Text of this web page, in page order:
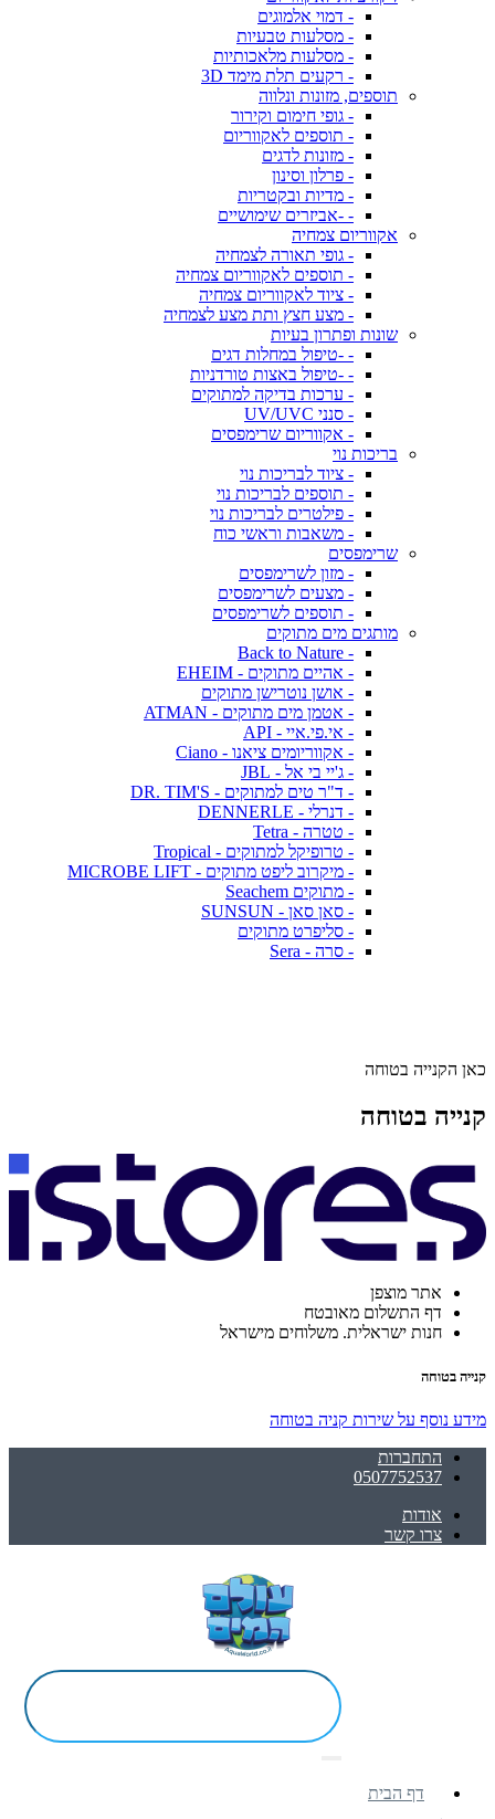
- דמוי אלמוגים
- מסלעות טבעיות
- מסלעות מלאכותיות
- רקעים תלת מימד 3D
תוספים, מזונות ונלווה
- גופי חימום וקירור
- תוספים לאקווריום
- מזונות לדגים
- פרלון וסינון
- מדיות ובקטריות
- -אביזרים שימושיים
אקווריום צמחיה
- גופי תאורה לצמחיה
- תוספים לאקווריום צמחיה
- ציוד לאקווריום צמחיה
- מצע חצץ ותת מצע לצמחיה
שונות ופתרון בעיות
- -טיפול במחלות דגים
- -טיפול באצות טורדניות
- ערכות בדיקה למתוקים
- סנני UV/UVC
- אקווריום שרימפסים
בריכות נוי
- ציוד לבריכות נוי
- תוספים לבריכות נוי
- פילטרים לבריכות נוי
- משאבות וראשי כוח
שרימפסים
- מזון לשרימפסים
- מצעים לשרימפסים
- תוספים לשרימפסים
מותגים מים מתוקים
- Back to Nature
- אהיים מתוקים - EHEIM
- אושן נוטרישן מתוקים
- אטמן מים מתוקים - ATMAN
- אי.פי.איי - API
- אקווריומים ציאנו - Ciano
- ג'יי בי אל - JBL
- ד"ר טים למתוקים - DR. TIM'S
- דנרלי - DENNERLE
- טטרה - Tetra
- טרופיקל למתוקים - Tropical
- מיקרוב ליפט מתוקים - MICROBE LIFT
- מתוקים Seachem
- סאן סאן - SUNSUN
- סליפרט מתוקים
- סרה - Sera
כאן הקנייה בטוחה
קנייה בטוחה
אתר מוצפן
דף התשלום מאובטח
חנות ישראלית. משלוחים מישראל
קנייה בטוחה
מידע נוסף על שירות קניה בטוחה
התחברות
0507752537
אודות
צרו קשר
דף הבית